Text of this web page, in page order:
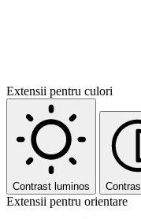
Extensii pentru culori
Contrast luminos
Extensii pentru orientare